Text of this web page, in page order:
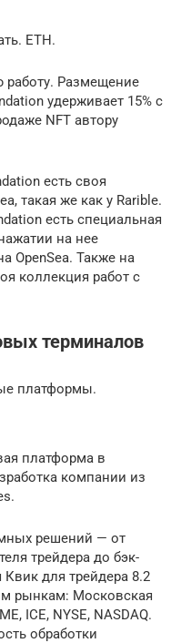
ETH.
работу. Размещение
удерживает 15% с
NFT автору
есть своя
такая же как у Rarible.
есть специальная
на нее
OpenSea. Также на
коллекция работ с
терминалов
платформы.
платформа в
компании из
решений — от
трейдера до бэк-
для трейдера 8.2
рынкам: Московская
ICE, NYSE, NASDAQ.
обработки